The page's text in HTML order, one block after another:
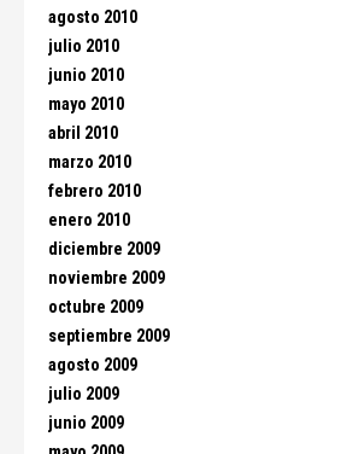
agosto 2010
julio 2010
junio 2010
mayo 2010
abril 2010
marzo 2010
febrero 2010
enero 2010
diciembre 2009
noviembre 2009
octubre 2009
septiembre 2009
agosto 2009
julio 2009
junio 2009